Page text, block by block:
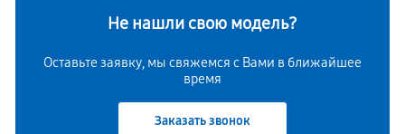
Не нашли свою модель?
Оставьте заявку, мы свяжемся с Вами в ближайшее
время
Заказать звонок